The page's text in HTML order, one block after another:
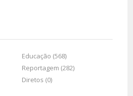
Educação (568)
Reportagem (282)
Diretos (0)